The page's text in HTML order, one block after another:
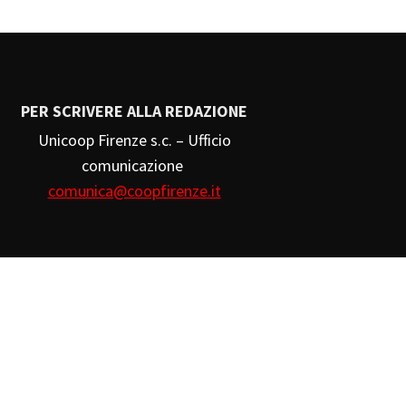
PER SCRIVERE ALLA REDAZIONE
Unicoop Firenze s.c. – Ufficio
comunicazione
comunica@coopfirenze.it